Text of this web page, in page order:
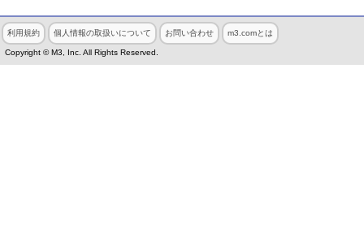
利用規約 個人情報の取扱いについて お問い合わせ m3.comとは
Copyright © M3, Inc. All Rights Reserved.